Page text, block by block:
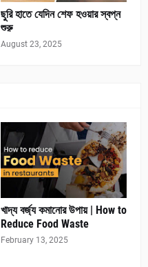
ছুরি হাতে যেদিন শেফ হওয়ার স্বপ্ন
শুরু
August 23, 2025
খাদ্য বর্জ্য কমানোর উপায় | How to
Reduce Food Waste
February 13, 2025